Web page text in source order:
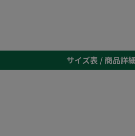
サイズ表 / 商品詳細